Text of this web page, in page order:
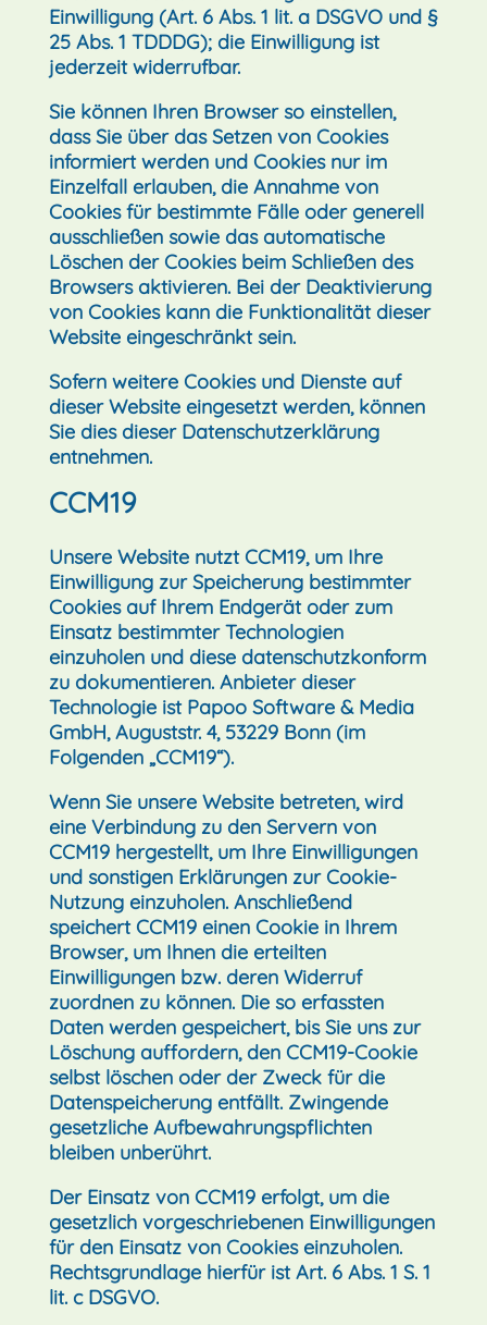
Einwilligung (Art. 6 Abs. 1 lit. a DSGVO und §
25 Abs. 1 TDDDG); die Einwilligung ist
jederzeit widerrufbar.
Sie können Ihren Browser so einstellen,
dass Sie über das Setzen von Cookies
informiert werden und Cookies nur im
Einzelfall erlauben, die Annahme von
Cookies für bestimmte Fälle oder generell
ausschließen sowie das automatische
Löschen der Cookies beim Schließen des
Browsers aktivieren. Bei der Deaktivierung
von Cookies kann die Funktionalität dieser
Website eingeschränkt sein.
Sofern weitere Cookies und Dienste auf
dieser Website eingesetzt werden, können
Sie dies dieser Datenschutzerklärung
entnehmen.
CCM19
Unsere Website nutzt CCM19, um Ihre
Einwilligung zur Speicherung bestimmter
Cookies auf Ihrem Endgerät oder zum
Einsatz bestimmter Technologien
einzuholen und diese datenschutzkonform
zu dokumentieren. Anbieter dieser
Technologie ist Papoo Software & Media
GmbH, Auguststr. 4, 53229 Bonn (im
Folgenden „CCM19“).
Wenn Sie unsere Website betreten, wird
eine Verbindung zu den Servern von
CCM19 hergestellt, um Ihre Einwilligungen
und sonstigen Erklärungen zur Cookie-
Nutzung einzuholen. Anschließend
speichert CCM19 einen Cookie in Ihrem
Browser, um Ihnen die erteilten
Einwilligungen bzw. deren Widerruf
zuordnen zu können. Die so erfassten
Daten werden gespeichert, bis Sie uns zur
Löschung auffordern, den CCM19-Cookie
selbst löschen oder der Zweck für die
Datenspeicherung entfällt. Zwingende
gesetzliche Aufbewahrungspflichten
bleiben unberührt.
Der Einsatz von CCM19 erfolgt, um die
gesetzlich vorgeschriebenen Einwilligungen
für den Einsatz von Cookies einzuholen.
Rechtsgrundlage hierfür ist Art. 6 Abs. 1 S. 1
lit. c DSGVO.